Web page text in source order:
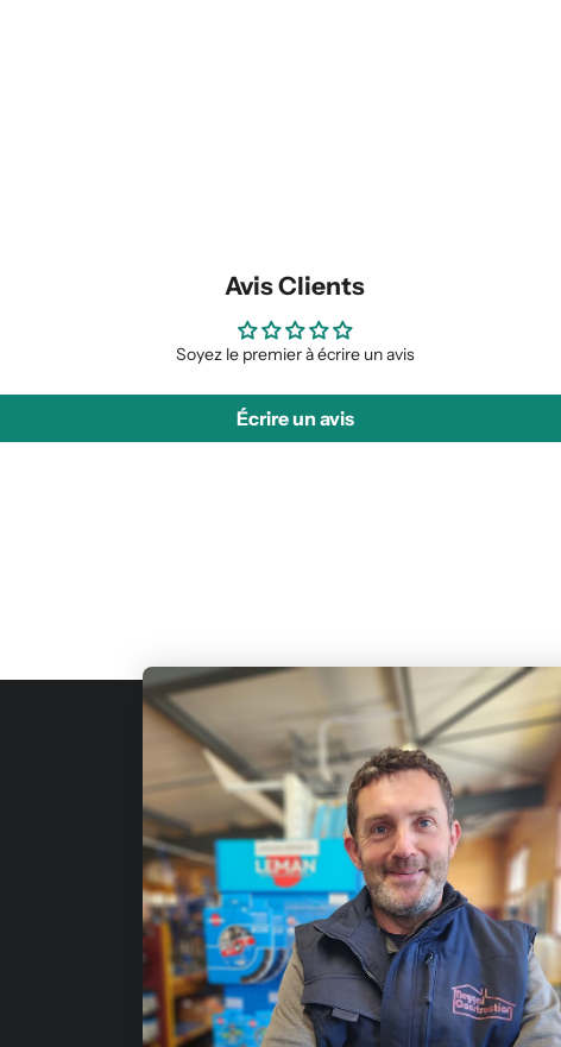
Avis Clients
Soyez le premier à écrire un avis
Écrire un avis
Qui sommes-nous?
Nous contacter
Fabriquants
Demande de devis
BLOG
Partenaires
de
Julien-
Avis
Adresse
Rue
Saint-